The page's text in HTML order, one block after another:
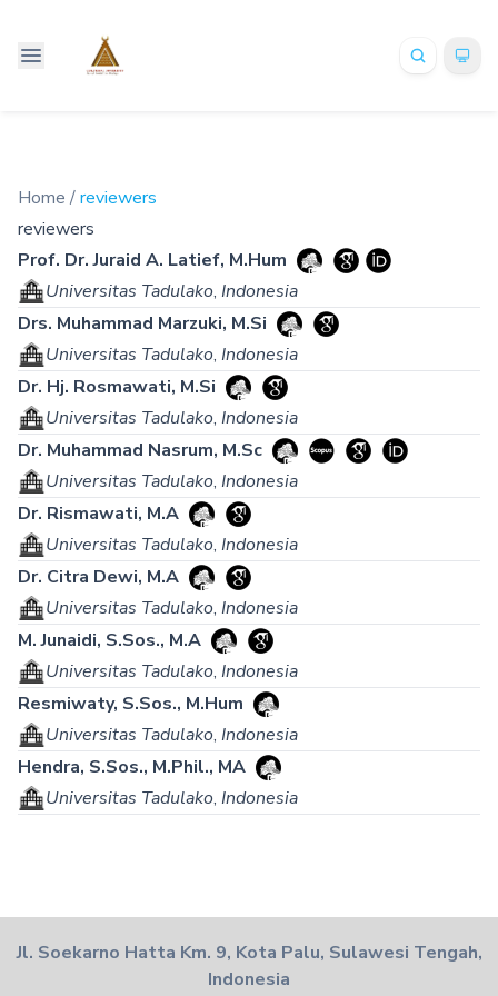
Home /reviewers
reviewers
Prof. Dr. Juraid A. Latief, M.Hum
Universitas Tadulako, Indonesia
Drs. Muhammad Marzuki, M.Si
Universitas Tadulako, Indonesia
Dr. Hj. Rosmawati, M.Si
Universitas Tadulako, Indonesia
Dr. Muhammad Nasrum, M.Sc
Universitas Tadulako, Indonesia
Dr. Rismawati, M.A
Universitas Tadulako, Indonesia
Dr. Citra Dewi, M.A
Universitas Tadulako, Indonesia
M. Junaidi, S.Sos., M.A
Universitas Tadulako, Indonesia
Resmiwaty, S.Sos., M.Hum
Universitas Tadulako, Indonesia
Hendra, S.Sos., M.Phil., MA
Universitas Tadulako, Indonesia
Jl. Soekarno Hatta Km. 9, Kota Palu, Sulawesi Tengah,
Indonesia